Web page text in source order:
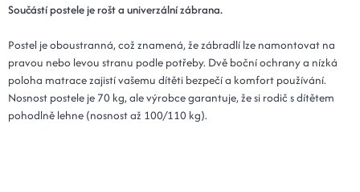
Součástí postele je rošt a univerzální zábrana.
Postel je oboustranná, což znamená, že zábradlí lze namontovat na
pravou nebo levou stranu podle potřeby. Dvě boční ochrany a nízká
poloha matrace zajistí vašemu dítěti bezpečí a komfort používání.
Nosnost postele je 70 kg, ale výrobce garantuje, že si rodič s dítětem
pohodlně lehne (nosnost až 100/110 kg).